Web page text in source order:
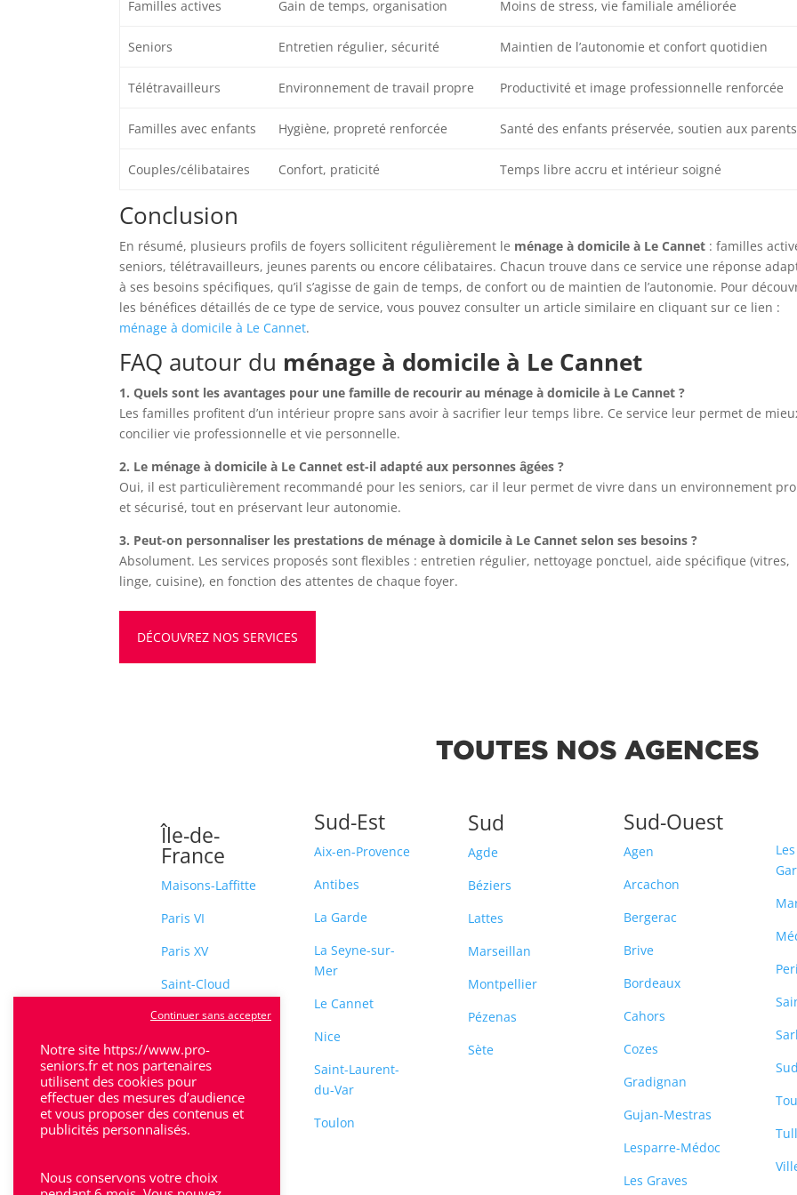
Familles actives Gain de temps, organisation Moins de stress, vie familiale améliorée
Seniors Entretien régulier, sécurité Maintien de l’autonomie et confort quotidien
Télétravailleurs Environnement de travail propre Productivité et image professionnelle renforcée
Familles avec enfants Hygiène, propreté renforcée Santé des enfants préservée, soutien aux parents
Couples/célibataires Confort, praticité Temps libre accru et intérieur soigné
Conclusion
En résumé, plusieurs profils de foyers sollicitent régulièrement le ménage à domicile à Le Cannet : familles
seniors, télétravailleurs, jeunes parents ou encore célibataires. Chacun trouve dans ce service une réponse
à ses besoins spécifiques, qu’il s’agisse de gain de temps, de confort ou de maintien de l’autonomie. Pour
les bénéfices détaillés de ce type de service, vous pouvez consulter un article similaire en cliquant sur ce lien :
ménage à domicile à Le Cannet.
FAQ autour du ménage à domicile à Le Cannet
1. Quels sont les avantages pour une famille de recourir au ménage à domicile à Le Cannet ?
Les familles profitent d’un intérieur propre sans avoir à sacrifier leur temps libre. Ce service leur permet de
concilier vie professionnelle et vie personnelle.
2. Le ménage à domicile à Le Cannet est-il adapté aux personnes âgées ?
Oui, il est particulièrement recommandé pour les seniors, car il leur permet de vivre dans un environnement
et sécurisé, tout en préservant leur autonomie.
3. Peut-on personnaliser les prestations de ménage à domicile à Le Cannet selon ses besoins ?
Absolument. Les services proposés sont flexibles : entretien régulier, nettoyage ponctuel, aide spécifique (vitres,
linge, cuisine), en fonction des attentes de chaque foyer.
DÉCOUVREZ NOS SERVICES
TOUTES NOS AGENCES
Île-de-
France
Maisons-Laffitte
Paris VI
Paris XV
Saint-Cloud
Sceaux
Sud-Est
Aix-en-Provence
Antibes
La Garde
La Seyne-sur-
Mer
Le Cannet
Nice
Saint-Laurent-
du-Var
Toulon
Sud
Agde
Béziers
Lattes
Marseillan
Montpellier
Pézenas
Sète
Sud-Ouest
Agen
Arcachon
Bergerac
Brive
Bordeaux
Cahors
Cozes
Gradignan
Gujan-Mestras
Lesparre-Médoc
Les Graves
Notre site https://www.pro-
seniors.fr et nos partenaires
utilisent des cookies pour
effectuer des mesures d’audience
et vous proposer des contenus et
publicités personnalisés.
Nous conservons votre choix
Continuer sans accepter